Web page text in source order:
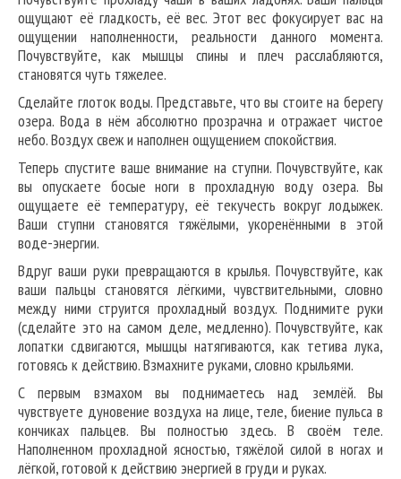
ощущают её гладкость, её вес. Этот вес фокусирует вас на
ощущении наполненности, реальности данного момента.
Почувствуйте, как мышцы спины и плеч расслабляются,
становятся чуть тяжелее.
Сделайте глоток воды. Представьте, что вы стоите на берегу
озера. Вода в нём абсолютно прозрачна и отражает чистое
небо. Воздух свеж и наполнен ощущением спокойствия.
Теперь спустите ваше внимание на ступни. Почувствуйте, как
вы опускаете босые ноги в прохладную воду озера. Вы
ощущаете её температуру, её текучесть вокруг лодыжек.
Ваши ступни становятся тяжёлыми, укоренёнными в этой
воде-энергии.
Вдруг ваши руки превращаются в крылья. Почувствуйте, как
ваши пальцы становятся лёгкими, чувствительными, словно
между ними струится прохладный воздух. Поднимите руки
(сделайте это на самом деле, медленно). Почувствуйте, как
лопатки сдвигаются, мышцы натягиваются, как тетива лука,
готовясь к действию. Взмахните руками, словно крыльями.
С первым взмахом вы поднимаетесь над землёй. Вы
чувствуете дуновение воздуха на лице, теле, биение пульса в
кончиках пальцев. Вы полностью здесь. В своём теле.
Наполненном прохладной ясностью, тяжёлой силой в ногах и
лёгкой, готовой к действию энергией в груди и руках.